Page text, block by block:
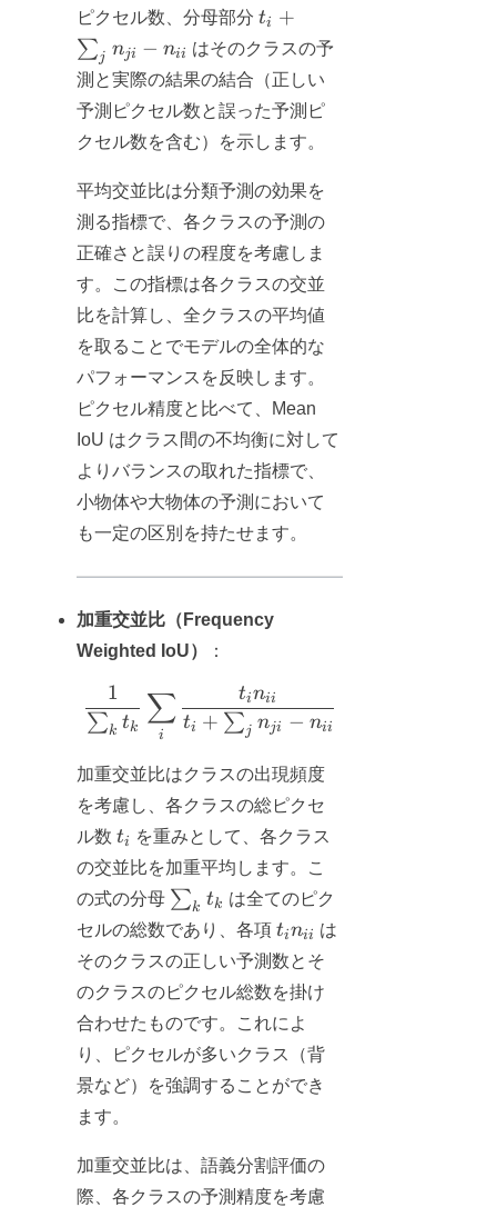
ピクセル数、分母部分t_i +
\sum_j
n_{ji}
-
n_{ii}
ti +
∑j nji − nii はそのクラスの予
測と実際の結果の結合（正しい
予測ピクセル数と誤った予測ピ
クセル数を含む）を示します。
平均交並比は分類予測の効果を
測る指標で、各クラスの予測の
正確さと誤りの程度を考慮しま
す。この指標は各クラスの交並
比を計算し、全クラスの平均値
を取ることでモデルの全体的な
パフォーマンスを反映します。
ピクセル精度と比べて、Mean
IoU はクラス間の不均衡に対して
よりバランスの取れた指標で、
小物体や大物体の予測において
も一定の区別を持たせます。
加重交並比（Frequency
Weighted IoU）
：
\frac{1}{\sum_k t_k}
∑k tk
1
i
∑ ti + ∑j nji − nii
tinii
加重交並比はクラスの出現頻度
を考慮し、各クラスの総ピクセ
ル数t_i
ti
を重みとして、各クラス
の交並比を加重平均します。こ
の式の分母 \sum_k
t_k
∑k tk は全てのピク
セルの総数であり、各項t_i
n_{ii}
tinii は
そのクラスの正しい予測数とそ
のクラスのピクセル総数を掛け
合わせたものです。これによ
り、ピクセルが多いクラス（背
景など）を強調することができ
ます。
加重交並比は、語義分割評価の
際、各クラスの予測精度を考慮